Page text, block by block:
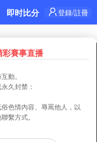
即时比分 登錄/註冊
close or refresh
Retry
賽事直播
動。
久封禁：
色情內容、辱罵他人，以
繫方式。